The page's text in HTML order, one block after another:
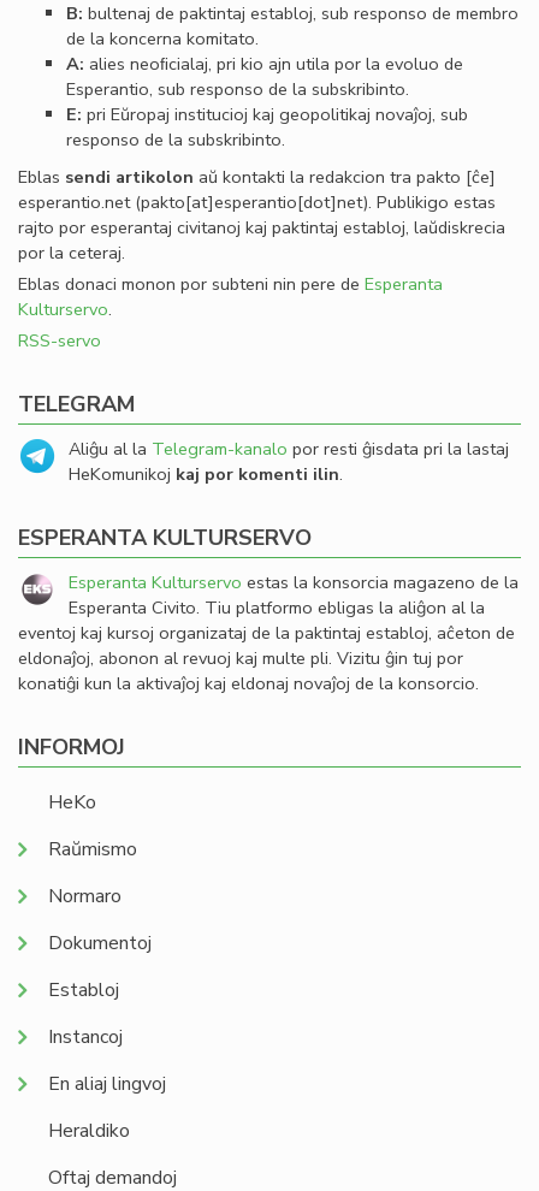
B: bultenaj de paktintaj establoj, sub responso de membro
de la koncerna komitato.
A: alies neoﬁcialaj, pri kio ajn utila por la evoluo de
Esperantio, sub responso de la subskribinto.
E: pri Eŭropaj institucioj kaj geopolitikaj novaĵoj, sub
responso de la subskribinto.
Eblas sendi artikolon aŭ kontakti la redakcion tra pakto [ĉe]
esperantio.net(pakto[at]esperantio[dot]net). Publikigo estas
rajto por esperantaj civitanoj kaj paktintaj establoj, laŭdiskrecia
por la ceteraj.
Eblas donaci monon por subteni nin pere de Esperanta
Kulturservo.
RSS-servo
TELEGRAM
Aliĝu al la Telegram-kanalo por resti ĝisdata pri la lastaj
HeKomunikoj kaj por komenti ilin.
ESPERANTA KULTURSERVO
Esperanta Kulturservo estas la konsorcia magazeno de la
Esperanta Civito. Tiu platformo ebligas la aliĝon al la
eventoj kaj kursoj organizataj de la paktintaj establoj, aĉeton de
eldonaĵoj, abonon al revuoj kaj multe pli. Vizitu ĝin tuj por
konatiĝi kun la aktivaĵoj kaj eldonaj novaĵoj de la konsorcio.
INFORMOJ
HeKo
Raŭmismo
Normaro
Dokumentoj
Establoj
Instancoj
En aliaj lingvoj
Heraldiko
Oftaj demandoj